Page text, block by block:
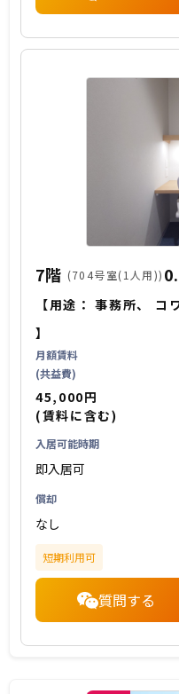
7階 (704号室(1人用))
【用途：事務所、 コ
】
月額賃料
(共益費)
45,000円
(賃料に含む)
入居可能時期
即入居可
償却
なし
短期利用可
質問する